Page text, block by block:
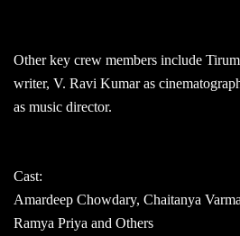
Other key crew members include
writer, V. Ravi Kumar as
as music director.
Cast:
Amardeep Chowdary, Chaitanya
Ramya Priya and Others